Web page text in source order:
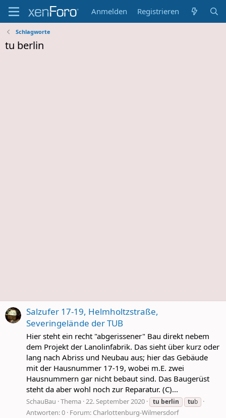
Anmelden Registrieren
Schlagworte
tu berlin
Salzufer 17-19, Helmholtzstraße,
Severingelände der TUB
Hier steht ein recht "abgerissener" Bau direkt nebem
dem Projekt der Lanolinfabrik. Das sieht über kurz oder
lang nach Abriss und Neubau aus; hier das Gebäude
mit der Hausnummer 17-19, wobei m.E. zwei
Hausnummern gar nicht bebaut sind. Das Baugerüst
steht da aber wohl noch zur Reparatur. (C)...
SchauBau Thema 22. September 2020 tu berlin tub
Antworten: 0 Forum: Charlottenburg-Wilmersdorf